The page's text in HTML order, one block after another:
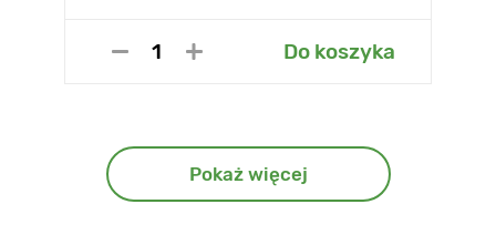
Do koszyka
Pokaż więcej